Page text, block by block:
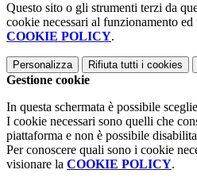
Questo sito o gli strumenti terzi da
cookie necessari al funzionamento
COOKIE POLICY.
Personalizza Rifiuta tutti i cookies
Gestione cookie
In questa schermata è possibile
I cookie necessari sono quelli che
piattaforma e non è possibile
Per conoscere quali sono i cookie
visionare la COOKIE POLICY.